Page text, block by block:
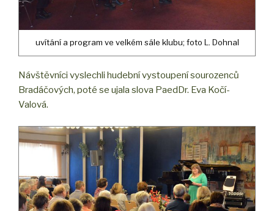
uvítání a program ve velkém sále klubu; foto L. Dohnal
Návštěvníci vyslechli hudební vystoupení sourozenců
Bradáčových, poté se ujala slova PaedDr. Eva Kočí-
Valová.